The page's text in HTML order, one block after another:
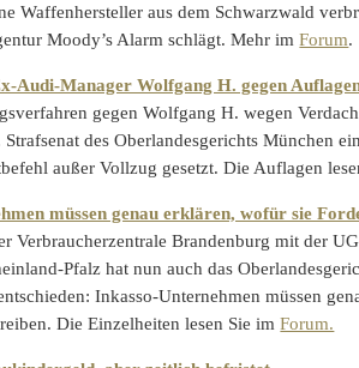
Waffenhersteller aus dem Schwarzwald
Moody’s Alarm schlägt. Mehr imForum.
Audi-Manager Wolfgang H. gegen
gegen Wolfgang H. wegen
des Oberlandesgerichts München
außer Vollzug gesetzt. Die Auflagen
müssen genau erklären, wofür sie
Verbraucherzentrale Brandenburg mit der
Pfalz hat nun auch das
Inkasso-Unternehmen müssen
Die Einzelheiten lesen Sie imForum.